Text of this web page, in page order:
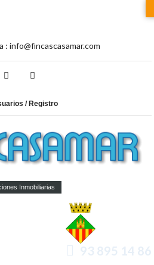
: info@fincascasamar.com
/ Registro
Inmobiliarias
93 895 14 86